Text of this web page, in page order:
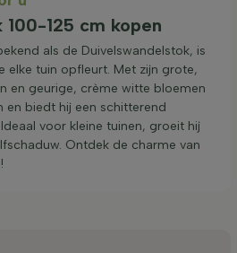
125 cm kopen
als de Duivelswandelstok, is
elke tuin opfleurt. Met zijn grote,
en geurige, crème witte bloemen
en biedt hij een schitterend
voor kleine tuinen, groeit hij
Ontdek de charme van